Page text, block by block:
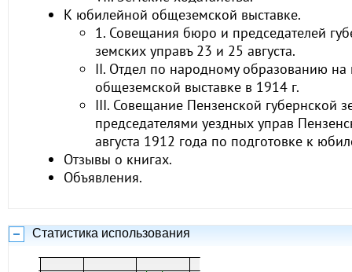
К юбилейной общеземской выставке.
1. Совещания бюро и председателей
земских управъ 23 и 25 августа.
II. Отдел по народному образованию
общеземской выставке в 1914 г.
III. Совещание Пензенской губернской
председателями уездных управ
августа 1912 года по подготовке к
Отзывы о книгах.
Объявления.
Статистика использования